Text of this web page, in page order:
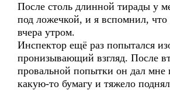
После столь длинной тирады у
под ложечкой, и я вспомнил, что
вчера утром.
Инспектор ещё раз попытался
пронизывающий взгляд. После
провальной попытки он дал мне
какую-то бумагу и тяжело